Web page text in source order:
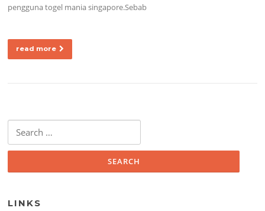
pengguna togel mania singapore.Sebab
read more
Search for:
LINKS